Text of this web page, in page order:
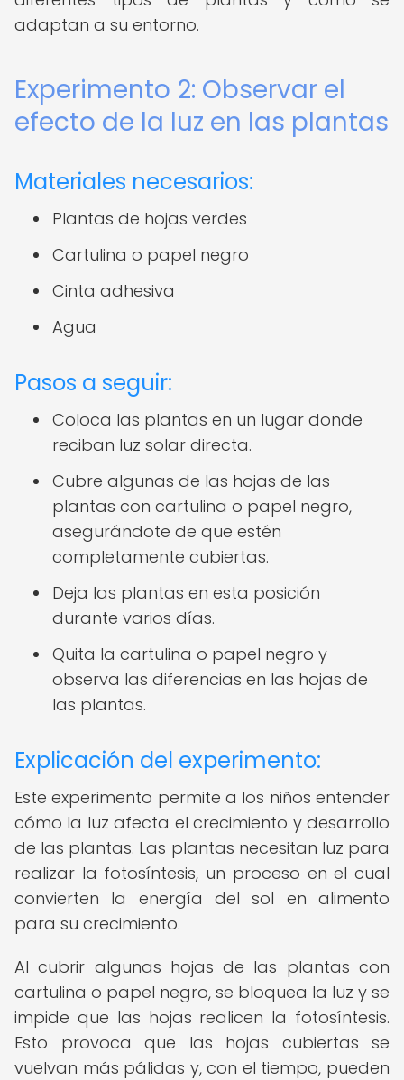
adaptan a su entorno.
Experimento 2: Observar el
efecto de la luz en las plantas
Materiales necesarios:
Plantas de hojas verdes
Cartulina o papel negro
Cinta adhesiva
Agua
Pasos a seguir:
Coloca las plantas en un lugar donde
reciban luz solar directa.
Cubre algunas de las hojas de las
plantas con cartulina o papel negro,
asegurándote de que estén
completamente cubiertas.
Deja las plantas en esta posición
durante varios días.
Quita la cartulina o papel negro y
observa las diferencias en las hojas de
las plantas.
Explicación del experimento:
Este experimento permite a los niños entender
cómo la luz afecta el crecimiento y desarrollo
de las plantas. Las plantas necesitan luz para
realizar la fotosíntesis, un proceso en el cual
convierten la energía del sol en alimento
para su crecimiento.
Al cubrir algunas hojas de las plantas con
cartulina o papel negro, se bloquea la luz y se
impide que las hojas realicen la fotosíntesis.
Esto provoca que las hojas cubiertas se
vuelvan más pálidas y, con el tiempo, pueden